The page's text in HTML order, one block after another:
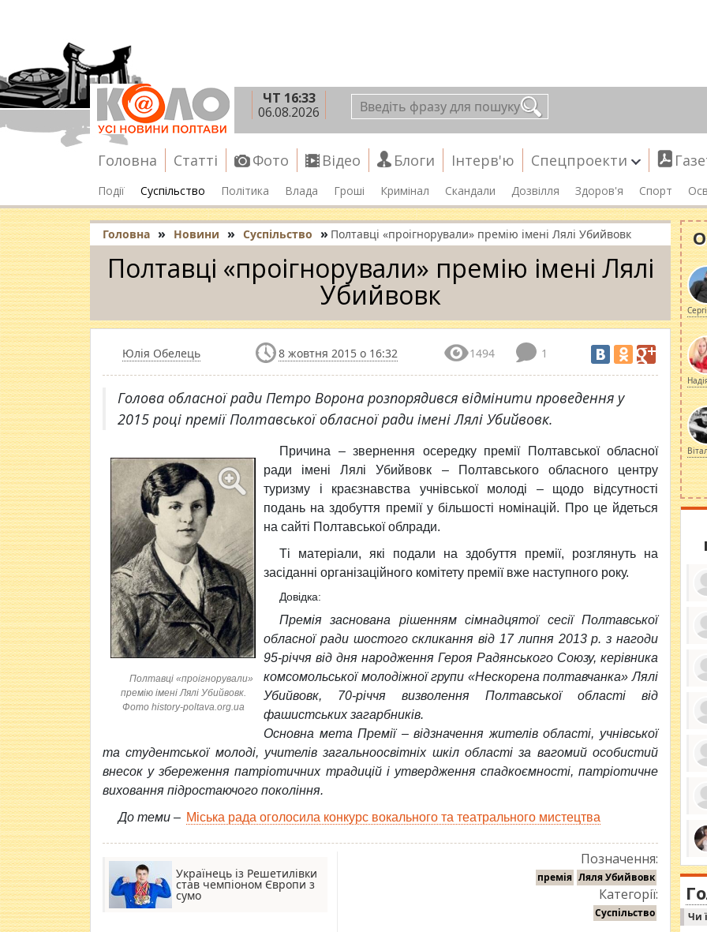
ЧТ 16:33
06.08.2026
Головна Статті Фото Відео Блоги Інтерв'ю Спецпроекти
Події Суспільство Політика Влада Гроші Кримінал Скандали Дозвілля Здоров'я Спорт
Головна » Новини » Суспільство » Полтавці «проігнорували» премію імені Лялі Убийвовк
Полтавці «проігнорували» премію імені Лялі
Убийвовк
Юлія Обелець 8 жовтня 2015 о 16:32 1494 1
Голова обласної ради Петро Ворона розпорядився відмінити проведення у
2015 році премії Полтавської обласної ради імені Лялі Убийвовк.
Полтавці «проігнорували»
премію імені Лялі Убийвовк.
Фото history-poltava.org.ua
Причина – звернення осередку премії Полтавської обласної
ради імені Лялі Убийвовк – Полтавського обласного центру
туризму і краєзнавства учнівської молоді – щодо відсутності
подань на здобуття премії у більшості номінацій. Про це йдеться
на сайті Полтавської облради.
Ті матеріали, які подали на здобуття премії, розглянуть на
засіданні організаційного комітету премії вже наступного року.
Довідка:
Премія заснована рішенням сімнадцятої сесії Полтавської
обласної ради шостого скликання від 17 липня 2013 р. з нагоди
95-річчя від дня народження Героя Радянського Союзу, керівника
комсомольської молодіжної групи «Нескорена полтавчанка» Лялі
Убийвовк, 70-річчя визволення Полтавської області від
фашистських загарбників.
Основна мета Премії – відзначення жителів області, учнівської
та студентської молоді, учителів загальноосвітніх шкіл області за вагомий особистий
внесок у збереження патріотичних традицій і утвердження спадкоємності, патріотичне
виховання підростаючого покоління.
До теми – Міська рада оголосила конкурс вокального та театрального мистецтва
Українець із Решетилівки
став чемпіоном Європи з
сумо
Позначення:
премія Ляля Убийвовк
Категорії:
Суспільство
за
ми
in
Чи